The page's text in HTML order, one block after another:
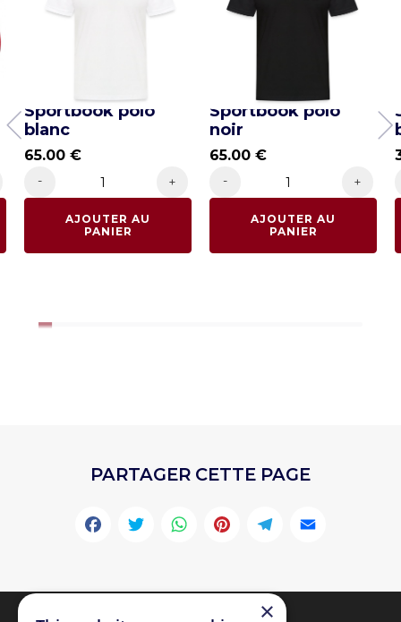
Sportbook polo
blanc
65.00€
- +
AJOUTER AU
PANIER
Sportbook polo
noir
65.00€
- +
AJOUTER AU
PANIER
PARTAGER CETTE PAGE
Facebook
Twitter
WhatsApp
Pinterest
×